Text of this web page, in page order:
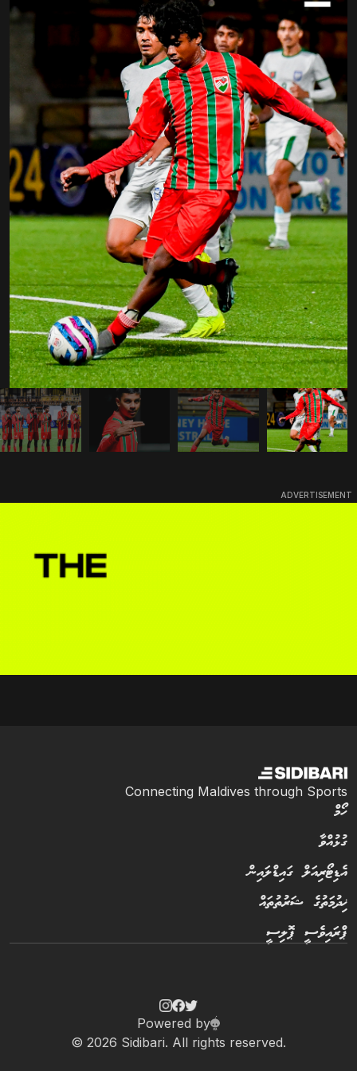
ADVERTISEMENT
Connecting Maldives through Sports
ހޯމް
ގުޅުއްވާ
އެޑިޓޯރިއަލް ގައިޑްލައިން
ޚިދުމަތުގެ ޝަރުތުތައް
ޕްރައިވެސީ ޕޮލިސީ
© 2026 Sidibari. All rights reserved.
Powered by